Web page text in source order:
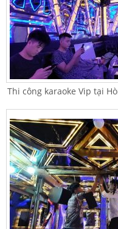
Thi công karaoke Vip tại